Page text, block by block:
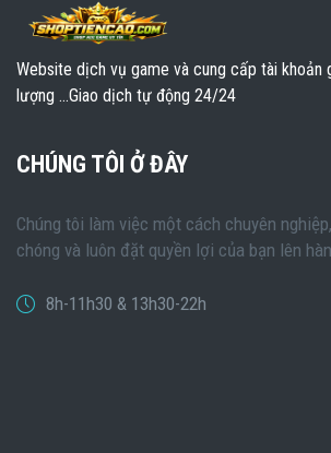
Website dịch vụ game và cung cấp tài khoản
lượng ...Giao dịch tự động 24/24
CHÚNG TÔI Ở ĐÂY
Chúng tôi làm việc một cách chuyên
chóng và luôn đặt quyền lợi của bạn lên
8h-11h30 & 13h30-22h